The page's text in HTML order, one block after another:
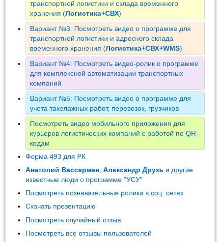
транспортной логистики и склада временного
хранения (Логистика+СВХ)
Вариант №3: Посмотреть видео о программе для
транспортной логистики и адресного склада
временного хранения (Логистика+СВХ+WMS)
Вариант №4: Посмотреть видео-ролик о программе
для комплексной автоматизации транспортных
компаний
Вариант №5: Посмотреть видео о программе для
учета такелажных работ, перевозок, грузчиков
Посмотреть видео мобильного приложения для
курьеров логистических компаний с работой по QR-
кодам
Форма 493 для РК
Анатолий Вассерман ,Александр Друзь и другие
известные люди о программе "УСУ"
Посмотреть познавательные ролики в соц. сетях
Скачать презентацию
Посмотреть случайный отзыв
Посмотреть все отзывы пользователей